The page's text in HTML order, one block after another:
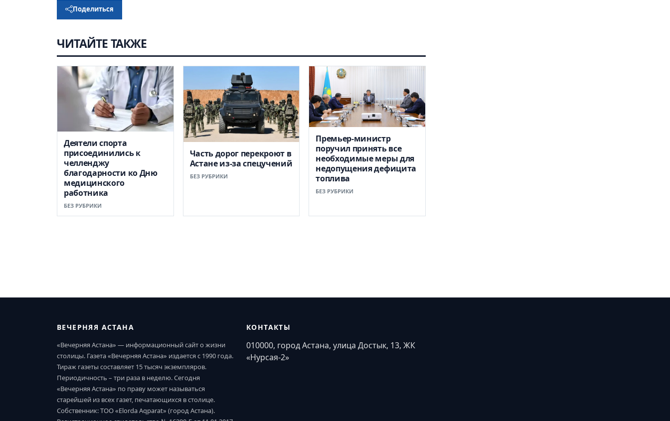
Поделиться
ЧИТАЙТЕ ТАКЖЕ
Деятели спорта
присоединились к
челленджу
благодарности ко Дню
медицинского
работника
БЕЗ РУБРИКИ
Часть дорог перекроют в
Астане из-за спецучений
БЕЗ РУБРИКИ
Премьер-министр
поручил принять все
необходимые меры для
недопущения дефицита
топлива
БЕЗ РУБРИКИ
ВЕЧЕРНЯЯ АСТАНА
«Вечерняя Астана» — информационный сайт о жизни
столицы. Газета «Вечерняя Астана» издается с 1990 года.
Тираж газеты составляет 15 тысяч экземпляров.
Периодичность – три раза в неделю. Сегодня
«Вечерняя Астана» по праву может называться
старейшей из всех газет, печатающихся в столице.
Собственник: ТОО «Elorda Aqparat» (город Астана).
КОНТАКТЫ
010000, город Астана, улица Достык, 13, ЖК
«Нурсая-2»